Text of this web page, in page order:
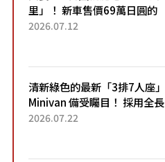
里」！ 新車售價69萬日圓的
「3人座」Trike大受歡迎！ 順
2026.07.12
清新綠色的最新「3排7人座」
Minivan 備受矚目！ 採用全長
4.7公尺剛剛好的車身尺寸與
2026.07.22